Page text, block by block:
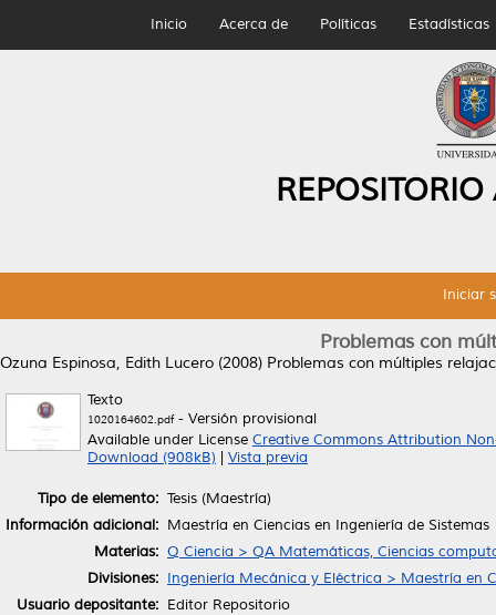
Inicio Acerca de Políticas Estadísticas
Iniciar
Problemas con
Ozuna Espinosa, Edith Lucero (2008) Problemas con múltiples
Texto
1020164602.pdf- Versión provisional
Available under License Creative Commons Attribution
Download (908kB)
Vista previa
Tipo de elemento: Tesis (Maestría)
Información adicional: Maestría en Ciencias en Ingeniería de Sistemas
Materias: Q Ciencia > QA Matemáticas, Ciencias
Divisiones: Ingeniería Mecánica y Eléctrica > Maestría en
Usuario depositante: Editor Repositorio